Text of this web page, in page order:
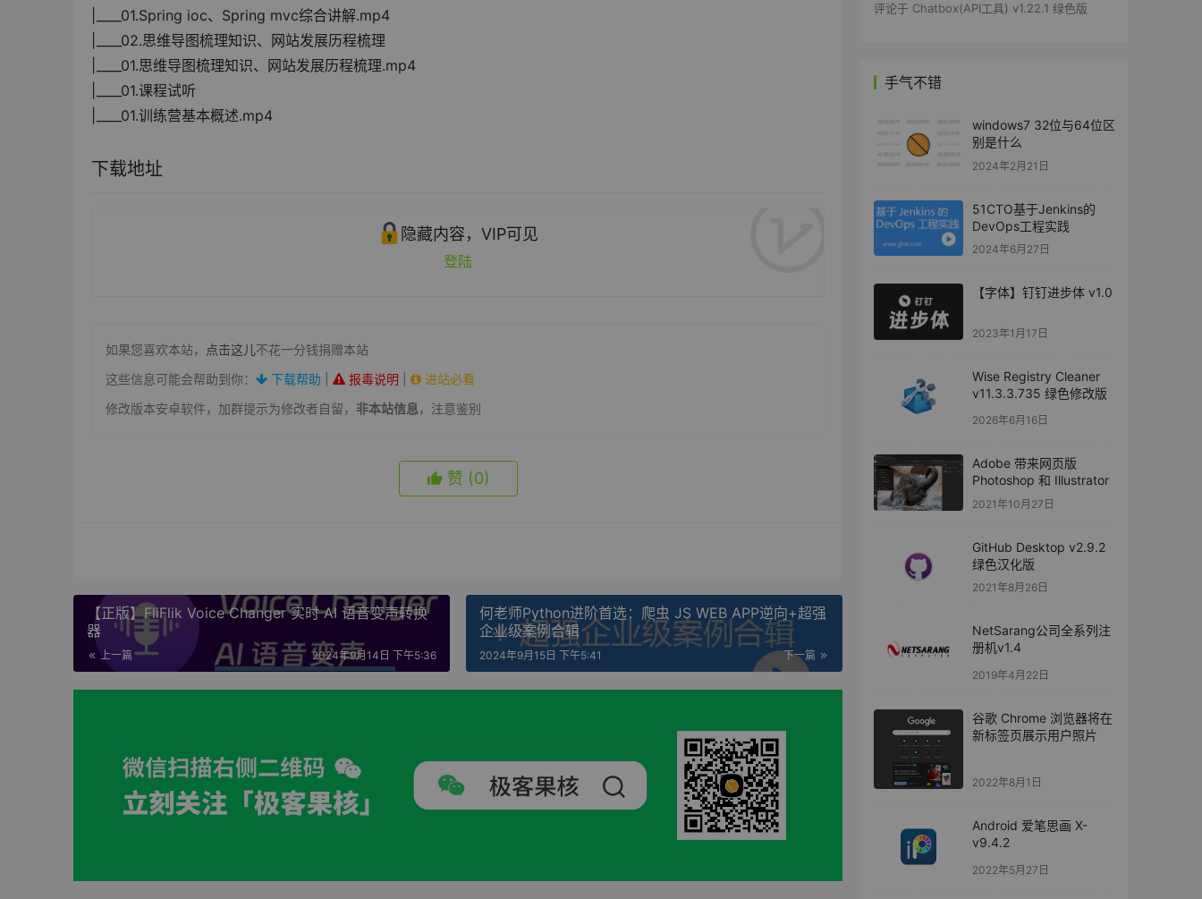
|____01.Spring ioc、Spring mvc综合讲解.mp4
|____02.思维导图梳理知识、网站发展历程梳理
|____01.思维导图梳理知识、网站发展历程梳理.mp4
|____01.课程试听
|____01.训练营基本概述.mp4
下载地址
隐藏内容，VIP可见
登陆
如果您喜欢本站， 点击这儿不花一分钱捐赠本站
这些信息可能会帮助到你：
下载帮助 报毒说明
进站必看
修改版本安卓软件，加群提示为修改者自留， 非本站信息，注意鉴别
赞 (0)
【正版】FliFlik Voice Changer 实时 AI 语音变声转换
器
上一篇 2024年9月14日 下午5:36
何老师Python进阶首选：爬虫 JS WEB APP逆向+超强
企业级案例合辑
下一篇
2024年9月15日 下午5:41
评论于 Chatbox(API工具) v1.22.1 绿色版
手气不错
windows7 32位与64位区
别是什么
2024年2月21日
51CTO基于Jenkins的
DevOps工程实践
2024年6月27日
【字体】钉钉进步体 v1.0
2023年1月17日
Wise Registry Cleaner
v11.3.3.735 绿色修改版
2026年6月16日
Adobe 带来网页版
Photoshop 和 Illustrator
2021年10月27日
GitHub Desktop v2.9.2
绿色汉化版
2021年8月26日
NetSarang公司全系列注
册机v1.4
2019年4月22日
谷歌 Chrome 浏览器将在
新标签页展示用户照片
2022年8月1日
Android 爱笔思画 X-
v9.4.2
2022年5月27日